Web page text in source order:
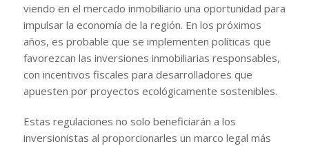
viendo en el mercado inmobiliario una oportunidad para
impulsar la economía de la región. En los próximos
años, es probable que se implementen políticas que
favorezcan las inversiones inmobiliarias responsables,
con incentivos fiscales para desarrolladores que
apuesten por proyectos ecológicamente sostenibles.
Estas regulaciones no solo beneficiarán a los
inversionistas al proporcionarles un marco legal más